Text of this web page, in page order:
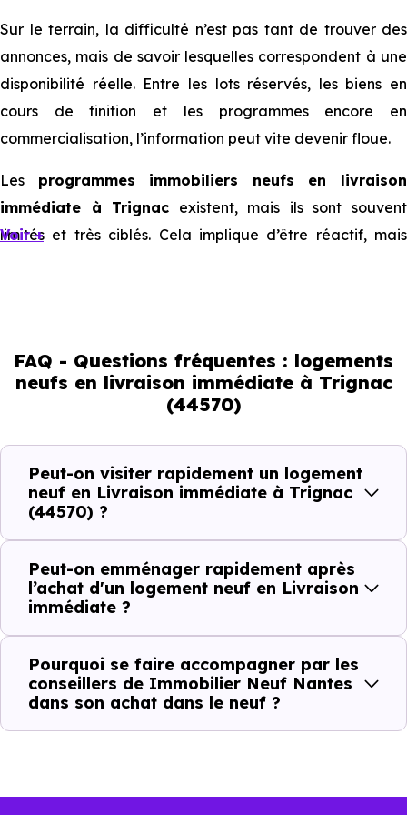
Sur le terrain, la difficulté n’est pas tant de trouver des
annonces, mais de savoir lesquelles correspondent à une
disponibilité réelle. Entre les lots réservés, les biens en
cours de finition et les programmes encore en
commercialisation, l’information peut vite devenir floue.
Les programmes immobiliers neufs en livraison
immédiate à Trignac existent, mais ils sont souvent
limités et très ciblés. Cela implique d’être réactif, mais
pouvez réellement faire
logement neuf en livraison immédiate à
le projet peut avancer rapidement.
Action Ce que cela change pour vous
Visiter Vous voyez le bien tel qu’il est
Comparer Vous comparez des biens réels
Décider Plus rapide, moins d’incertitudes
Voir +
FAQ - Questions fréquentes : logements
neufs en livraison immédiate à Trignac
(44570)
Peut-on visiter rapidement un logement
neuf en Livraison immédiate à Trignac
(44570) ?
Peut-on emménager rapidement après
l’achat d'un logement neuf en Livraison
immédiate ?
Pourquoi se faire accompagner par les
conseillers de Immobilier Neuf Nantes
dans son achat dans le neuf ?